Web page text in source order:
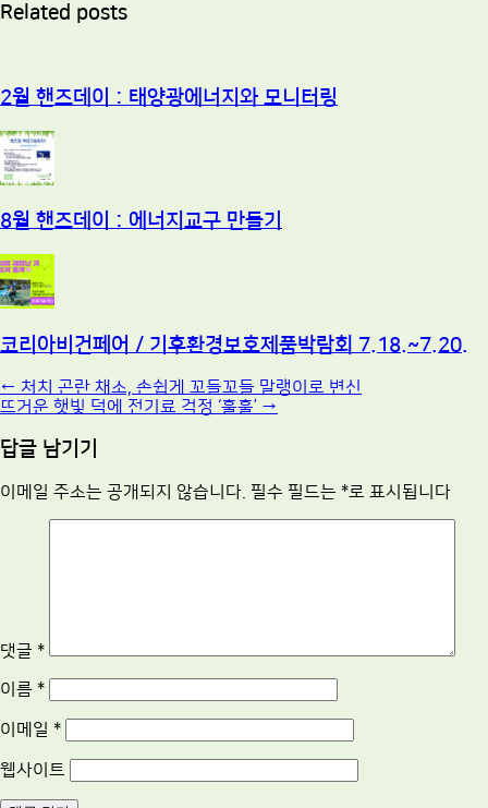
Related posts
2월 핸즈데이 : 태양광에너지와 모니터링
8월 핸즈데이 : 에너지교구 만들기
코리아비건페어 / 기후환경보호제품박람회 7.18.~7.20.
Post
navigation
← 처치 곤란 채소, 손쉽게 꼬들꼬들 말랭이로 변신
뜨거운 햇빛 덕에 전기료 걱정 ‘훌훌’ →
답글 남기기
이메일 주소는 공개되지 않습니다. 필수 필드는 *로 표시됩니다
댓글 *
이름 *
이메일 *
웹사이트